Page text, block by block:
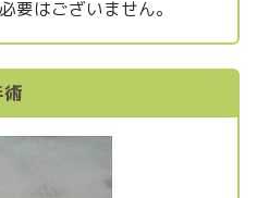
要はございません。